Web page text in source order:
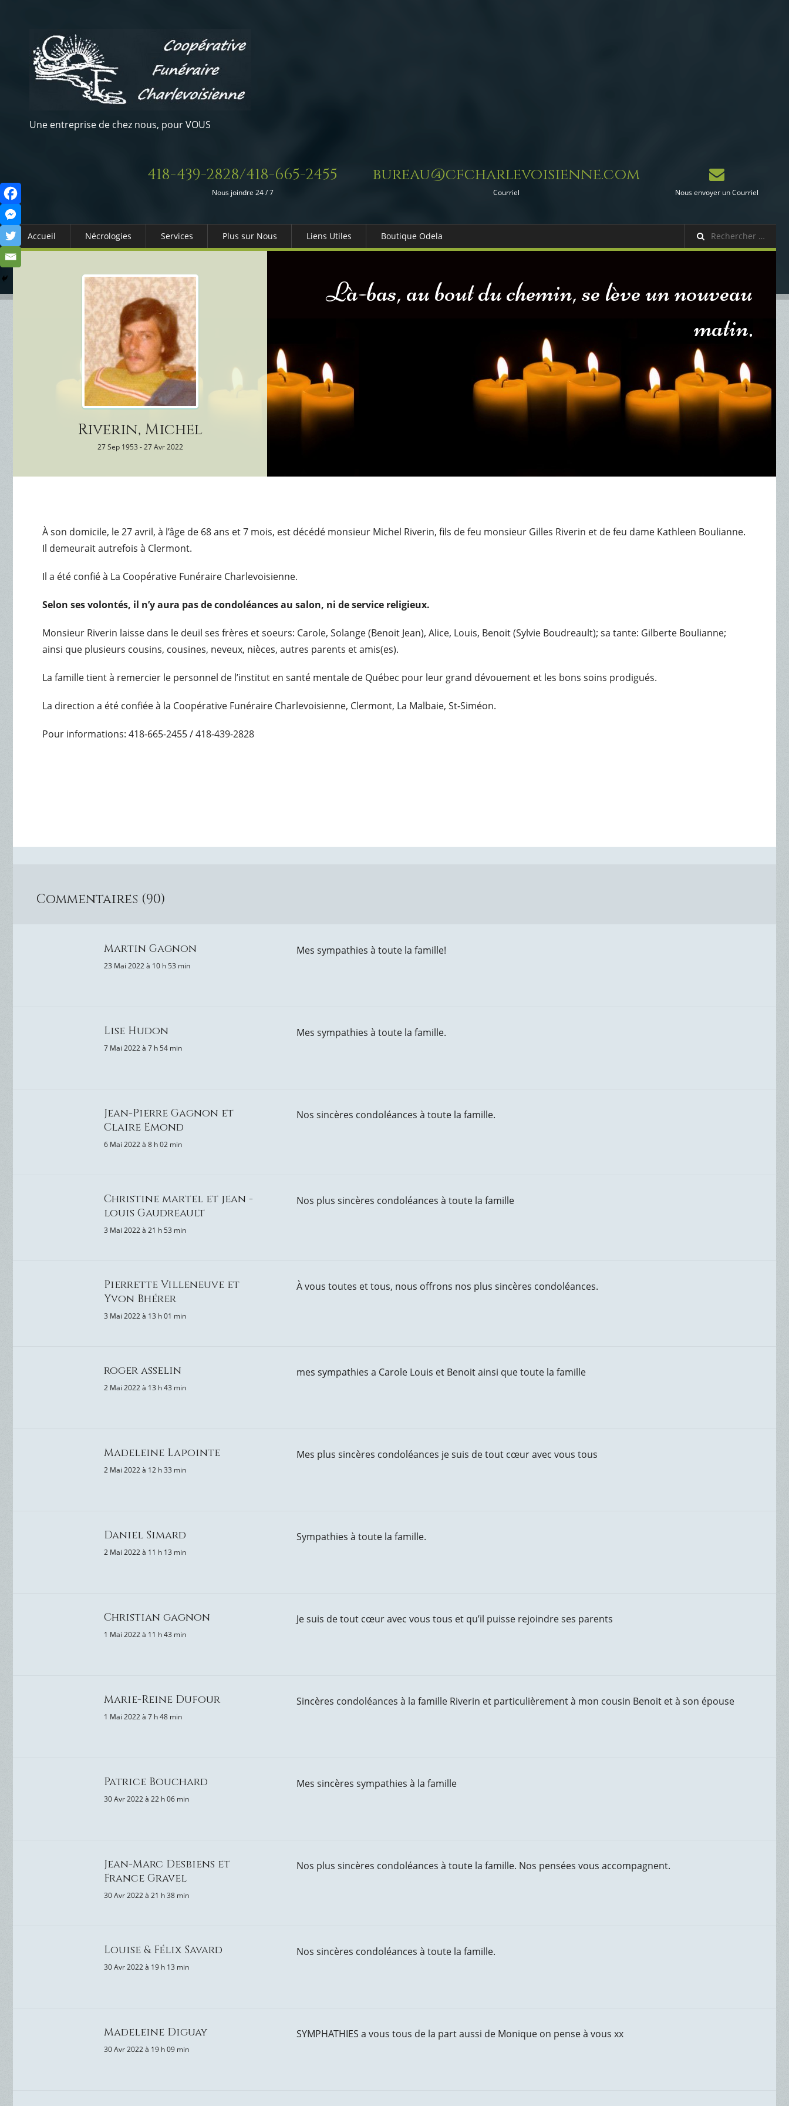
Une entreprise de chez nous, pour VOUS
418-439-2828/418-665-2455
Nous joindre 24 / 7
bureau@cfcharlevoisienne.com
Courriel Nous envoyer un Courriel
Accueil Nécrologies Services
Columbarium
Services Funéraires
Plus sur Nous Liens Utiles
Services Gouv. et Autres
Boutique Odela
Riverin, Michel
27 Sep 1953 - 27 Avr 2022
Là-bas, au bout du chemin, se lève un nouveau
matin.
À son domicile, le 27 avril, à l’âge de 68 ans et 7 mois, est décédé monsieur Michel Riverin, fils de feu monsieur Gilles Riverin et de feu dame Kathleen Boulianne.
Il demeurait autrefois à Clermont.
Il a été confié à La Coopérative Funéraire Charlevoisienne.
Selon ses volontés, il n’y aura pas de condoléances au salon, ni de service religieux.
Monsieur Riverin laisse dans le deuil ses frères et soeurs: Carole, Solange (Benoit Jean), Alice, Louis, Benoit (Sylvie Boudreault); sa tante: Gilberte Boulianne;
ainsi que plusieurs cousins, cousines, neveux, nièces, autres parents et amis(es).
La famille tient à remercier le personnel de l’institut en santé mentale de Québec pour leur grand dévouement et les bons soins prodigués.
La direction a été confiée à la Coopérative Funéraire Charlevoisienne, Clermont, La Malbaie, St-Siméon.
Pour informations: 418-665-2455 / 418-439-2828
Commentaires (90)
Martin Gagnon
23 Mai 2022 à 10 h 53 min
Mes sympathies à toute la famille!
Lise Hudon
7 Mai 2022 à 7 h 54 min
Mes sympathies à toute la famille.
Jean-Pierre Gagnon et
Claire Emond
6 Mai 2022 à 8 h 02 min
Nos sincères condoléances à toute la famille.
Christine martel et jean -
louis Gaudreault
3 Mai 2022 à 21 h 53 min
Nos plus sincères condoléances à toute la famille
Pierrette Villeneuve et
Yvon Bhérer
3 Mai 2022 à 13 h 01 min
À vous toutes et tous, nous offrons nos plus sincères condoléances.
roger asselin
2 Mai 2022 à 13 h 43 min
mes sympathies a Carole Louis et Benoit ainsi que toute la famille
Madeleine Lapointe
2 Mai 2022 à 12 h 33 min
Mes plus sincères condoléances je suis de tout cœur avec vous tous
Daniel Simard
2 Mai 2022 à 11 h 13 min
Sympathies à toute la famille.
Christian gagnon
1 Mai 2022 à 11 h 43 min
Je suis de tout cœur avec vous tous et qu’il puisse rejoindre ses parents
Marie-Reine Dufour
1 Mai 2022 à 7 h 48 min
Sincères condoléances à la famille Riverin et particulièrement à mon cousin Benoit et à son épouse
Patrice Bouchard
30 Avr 2022 à 22 h 06 min
Mes sincères sympathies à la famille
Jean-Marc Desbiens et
France Gravel
30 Avr 2022 à 21 h 38 min
Nos plus sincères condoléances à toute la famille. Nos pensées vous accompagnent.
Louise & Félix Savard
30 Avr 2022 à 19 h 13 min
Nos sincères condoléances à toute la famille.
Madeleine Diguay
30 Avr 2022 à 19 h 09 min
SYMPHATHIES a vous tous de la part aussi de Monique on pense à vous xx